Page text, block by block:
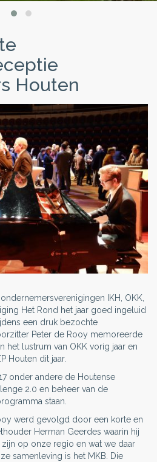
Houten
IKH, OKK,
Het Rond het jaar goed ingeluid
een druk bezochte
Peter de Rooy memoreerde
het lustrum van OKK vorig jaar en
Houten dit jaar.
onder andere de Houtense
2.0 en beheer van de
staan.
werd gevolgd door een korte en
Herman Geerdes waarin hij
op onze regio en wat we daar
samenleving is het MKB. Die